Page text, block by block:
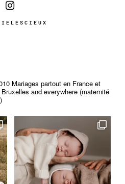
Mariages partout en France et
and everywhere (maternité